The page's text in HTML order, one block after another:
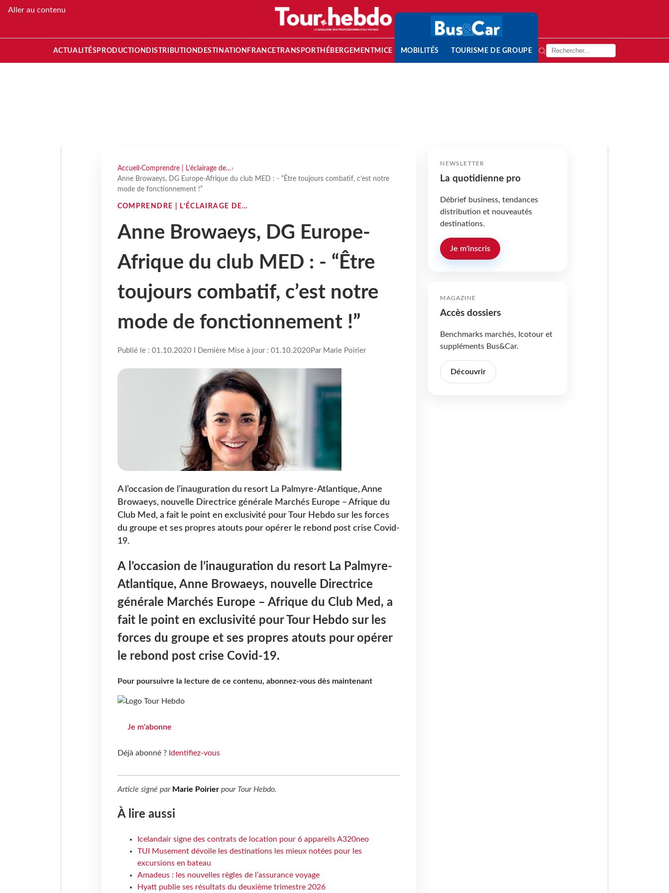
Aller au contenu
ACTUALITÉS PRODUCTION DISTRIBUTION DESTINATION FRANCETRANSPORT HÉBERGEMENTMICE MOBILITÉS TOURISME DE GROUPE
Accueil ›Comprendre | L’éclairage de…›
Anne Browaeys, DG Europe-Afrique du club MED : - “Être toujours combatif, c’est notre
mode de fonctionnement !”
COMPRENDRE | L’ÉCLAIRAGE DE…
Anne Browaeys, DG Europe-
Afrique du club MED : - “Être
toujours combatif, c’est notre
mode de fonctionnement !”
Publié le : 01.10.2020 I Dernière Mise à jour : 01.10.2020Par Marie Poirier
A l’occasion de l’inauguration du resort La Palmyre-Atlantique, Anne
Browaeys, nouvelle Directrice générale Marchés Europe – Afrique du
Club Med, a fait le point en exclusivité pour Tour Hebdo sur les forces
du groupe et ses propres atouts pour opérer le rebond post crise Covid-
19.
A l’occasion de l’inauguration du resort La Palmyre-
Atlantique, Anne Browaeys, nouvelle Directrice
générale Marchés Europe – Afrique du Club Med, a
fait le point en exclusivité pour Tour Hebdo sur les
forces du groupe et ses propres atouts pour opérer
le rebond post crise Covid-19.
Pour poursuivre la lecture de ce contenu, abonnez-vous dès maintenant
Je m'abonne
Déjà abonné ? Identifiez-vous
Article signé par Marie Poirierpour Tour Hebdo.
À lire aussi
Icelandair signe des contrats de location pour 6 appareils A320neo
TUI Musement dévoile les destinations les mieux notées pour les
excursions en bateau
Amadeus : les nouvelles règles de l’assurance voyage
Hyatt publie ses résultats du deuxième trimestre 2026
NEWSLETTER
La quotidienne pro
Débrief business, tendances
distribution et nouveautés
destinations.
Je m'inscris
MAGAZINE
Accès dossiers
Benchmarks marchés, Icotour et
suppléments Bus&Car.
Découvrir